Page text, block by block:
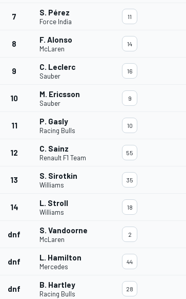
7 S. Pérez
Force India
11
8 F. Alonso
McLaren
14
9 C. Leclerc
Sauber
16
10 M. Ericsson
Sauber
9
11 P. Gasly
Racing Bulls
10
12 C. Sainz
Renault F1 Team
55
13 S. Sirotkin
Williams
35
14 L. Stroll
Williams
18
dnf S. Vandoorne
McLaren
2
dnf L. Hamilton
Mercedes
44
dnf B. Hartley
Racing Bulls
28